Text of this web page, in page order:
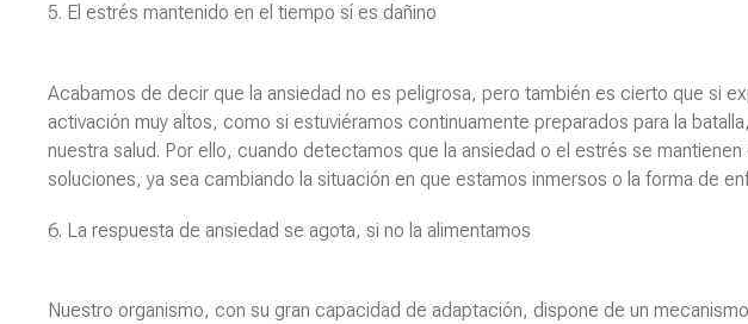
5. El estrés mantenido en el tiempo sí es dañino
Acabamos de decir que la ansiedad no es peligrosa, pero también es cierto que si
activación muy altos, como si estuviéramos continuamente preparados para la
nuestra salud. Por ello, cuando detectamos que la ansiedad o el estrés se
soluciones, ya sea cambiando la situación en que estamos inmersos o la forma de
6. La respuesta de ansiedad se agota, si no la alimentamos
Nuestro organismo, con su gran capacidad de adaptación, dispone de un